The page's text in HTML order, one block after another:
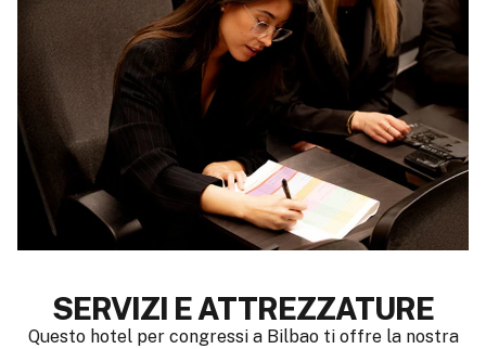
SERVIZI E ATTREZZATURE
Questo hotel per congressi a Bilbao ti offre la nostra